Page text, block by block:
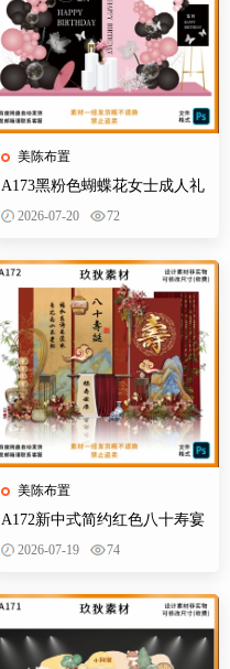
美陈布置
A173黑粉色蝴蝶花女士成人礼
生日典礼庆典网红装饰布置PS
2026-07-20 72
美陈布置
A172新中式简约红色八十寿宴
生日宴舞台迎宾区背景布置
2026-07-19 74